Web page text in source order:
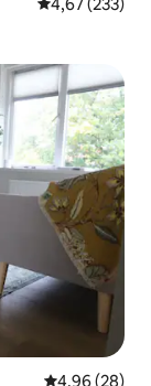
Évaluation
4,96 (28)